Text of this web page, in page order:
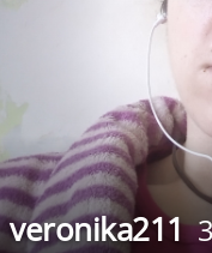
veronika211